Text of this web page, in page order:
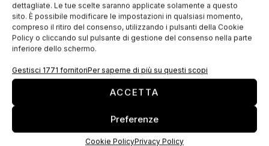
dettagliate. Le tue scelte saranno applicate solamente a questo
sito. È possibile modificare le impostazioni in qualsiasi momento,
compreso il ritiro del consenso, utilizzando i pulsanti della Cookie
Policy o cliccando sul pulsante di gestione del consenso nella parte
inferiore dello schermo.
Gestisci 1771 fornitoriPer saperne di più su questi scopi
ACCETTA
Preferenze
Cookie PolicyPrivacy Policy
TI POTREBBERO INTERESSARE